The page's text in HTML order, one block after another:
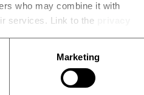
who may combine it with
services. Link to the
Marketing